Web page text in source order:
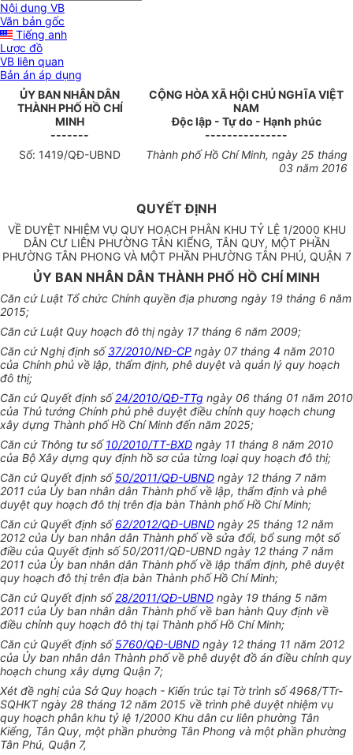
Nội dung VB
Văn bản gốc
Tiếng anh
Lược đồ
VB liên quan
Bản án áp dụng
ỦY BAN NHÂN DÂN
THÀNH PHỐ HỒ CHÍ
MINH
-------
CỘNG HÒA XÃ HỘI CHỦ NGHĨA VIỆT
NAM
Độc lập - Tự do - Hạnh phúc
---------------
Số: 1419/QĐ-UBND Thành phốHồ Chí Minh, ngày 25 tháng
03 năm 2016
QUYẾT ĐỊNH
VỀ DUYỆT NHIỆM VỤ QUY HOẠCH PHÂN KHU TỶ LỆ 1/2000 KHU
DÂN CƯ LIÊN PHƯỜNG TÂN KIỂNG, TÂN QUY, MỘT PHẦN
PHƯỜNG TÂN PHONG VÀ MỘT PHẦN PHƯỜNG TÂN PHÚ, QUẬN 7
ỦY BAN NHÂN DÂN THÀNH PHỐ HỒ CHÍ MINH
Căn cứ Luật Tổ chức Chính quyền địa phương ngày 19 tháng 6 năm
2015;
Căn cứ Luật Quy hoạch đô thị ngày 17 tháng 6 năm 2009;
Căn cứNghị định số37/2010/NĐ-CP ngày 07 tháng 4 năm 2010
của Chính phủ về lập, thẩm định, phê duyệt và quản lý quy hoạch
đô thị;
Căn cứ Quyết định số24/2010/QĐ-TTg ngày 06 tháng 01 năm 2010
của Thủ tướng Chính phủ phê duyệt điều chỉnh quy hoạch chung
xây dựng Thành phố Hồ Chí Minh đến năm 2025;
Căn cứ Thông tư số10/2010/TT-BXD ngày 11 tháng 8 năm 2010
của Bộ Xây dựng quy định hồ sơ của từng loại quy hoạch đô thị;
Căn cứ Quyết định số50/2011/QĐ-UBND ngày 12 tháng 7 năm
2011 của Ủy ban nhân dân Thành phố về lập, thẩm định và phê
duyệt quy hoạch đô thị trên địa bàn Thành phố Hồ Chí Minh;
Căn cứ Quyết định số62/2012/QĐ-UBND ngày 25 tháng 12 năm
2012 của Ủy ban nhân dân Thành phố về sửa đổi, bổsung một số
điều của Quyết định số 50/2011/QĐ-UBND ngày 12 tháng 7 năm
2011 của Ủy ban nhân dân Thành phố về lập thẩm định, phê duyệt
quy hoạch đô thị trên địa bàn Thành phố Hồ Chí Minh;
Căn cứ Quyết định số28/2011/QĐ-UBND ngày 19 tháng 5 năm
2011 của Ủy ban nhân dân Thành phố về ban hành Quy định về
điều chỉnh quy hoạch đô thị tại Thành phố Hồ Chí Minh;
Căn cứ Quyết định số5760/QĐ-UBND ngày 12 tháng 11 năm 2012
của Ủy ban nhân dân Thành phố về phê duyệt đồ án điều chỉnh quy
hoạch chung xây dựng Quận 7;
Xét đề nghị của Sở Quy hoạch - Kiến trúc tại Tờ trình số 4968/TTr-
SQHKT ngày 28 tháng 12 năm 2015 về trình phê duyệt nhiệm vụ
quy hoạch phân khu tỷ lệ 1/2000 Khu dân cư liên phường Tân
Kiểng, Tân Quy, một phần phường Tân Phong và một phần phường
Tân Phú, Quận 7,